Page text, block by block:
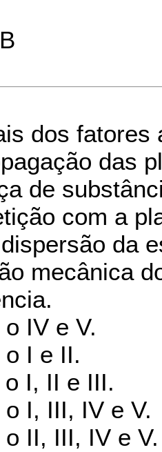
B
dos fatores
das
de
com a
da
mecânica
IV e V.
o I e II.
I, II e III.
I, III, IV e V.
II, III, IV e V.